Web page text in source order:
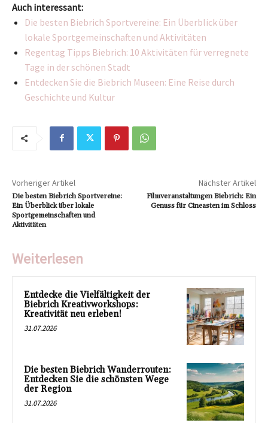
Auch interessant:
Die besten Biebrich Sportvereine: Ein Überblick über
lokale Sportgemeinschaften und Aktivitäten
Regentag Tipps Biebrich: 10 Aktivitäten für verregnete
Tage in der schönen Stadt
Entdecken Sie die Biebrich Museen: Eine Reise durch
Geschichte und Kultur
Vorheriger Artikel
Die besten Biebrich Sportvereine:
Ein Überblick über lokale
Sportgemeinschaften und
Aktivitäten
Nächster Artikel
Filmveranstaltungen Biebrich: Ein
Genuss für Cineasten im Schloss
Weiterlesen
Entdecke die Vielfältigkeit der
Biebrich Kreativworkshops:
Kreativität neu erleben!
31.07.2026
Die besten Biebrich Wanderrouten:
Entdecken Sie die schönsten Wege
der Region
31.07.2026